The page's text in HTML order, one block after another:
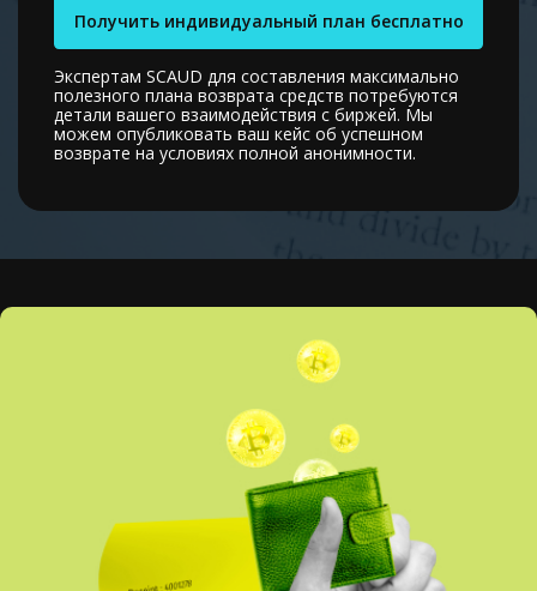
Получить индивидуальный план бесплатно
Экспертам SCAUD для составления максимально
полезного плана возврата средств потребуются
детали вашего взаимодействия с биржей. Мы
можем опубликовать ваш кейс об успешном
возврате на условиях полной анонимности.